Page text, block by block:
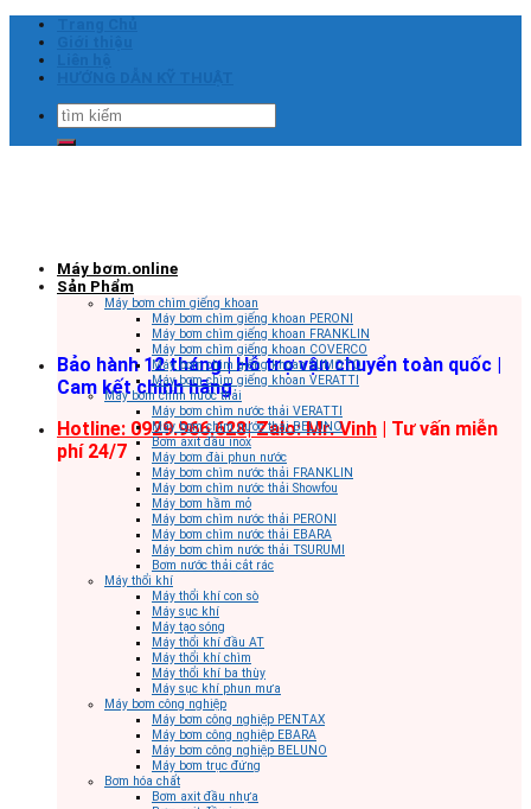
Skip
content
Tìm
kiếm:
Bảo hành 12 tháng | Hỗ trợ vận chuyển toàn quốc |
Cam kết chính hãng
Hotline: 0929.966.628|Zalo: Mr. Vinh | Tư vấn miễn
phí 24/7
Máy bơm.online
Sản Phẩm
Máy bơm chìm giếng khoan
Máy bơm chìm giếng khoan PERONI
Máy bơm chìm giếng khoan FRANKLIN
Máy bơm chìm giếng khoan COVERCO
Máy bơm chìm giếng khoan SUMOTO
Máy bơm chìm giếng khoan VERATTI
Máy bơm chìm nước thải
Máy bơm chìm nước thải VERATTI
Máy bơm chìm nước thải BELUNO
Bơm axit đầu inox
Máy bơm đài phun nước
Máy bơm chìm nước thải FRANKLIN
Máy bơm chìm nước thải Showfou
Máy bơm hầm mỏ
Máy bơm chìm nước thải PERONI
Máy bơm chìm nước thải EBARA
Máy bơm chìm nước thải TSURUMI
Bơm nước thải cắt rác
Máy thổi khí
Máy thổi khí con sò
Máy sục khí
Máy tạo sóng
Máy thổi khí đầu AT
Máy thổi khí chìm
Máy thổi khí ba thùy
Máy sục khí phun mưa
Máy bơm công nghiệp
Máy bơm công nghiệp PENTAX
Máy bơm công nghiệp EBARA
Máy bơm công nghiệp BELUNO
Máy bơm trục đứng
Bơm hóa chất
Bơm axit đầu nhựa